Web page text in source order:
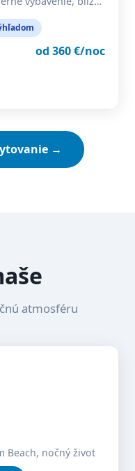
od 360 €/noc
→
atmosféru
Beach, nočný život